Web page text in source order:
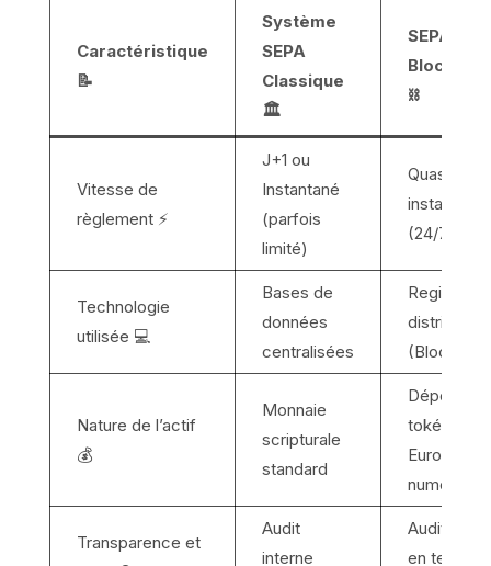
Caractéristique
📝
Système
SEPA
Classique
🏛️
SEPA sur
⛓️
Vitesse de
règlement ⚡
J+1 ou
Instantané
(parfois
limité)
Quasi-
instantané
(24/7)
Technologie
utilisée 💻
Bases de
données
centralisées
Registres
distribués
Nature de l’actif
💰
Monnaie
scripturale
standard
Dépôts
tokénisés
Euro
numérique
Transparence et
Audit
interne
Auditabilité
en temps